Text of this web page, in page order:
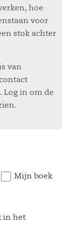
hoe
voor
stok achter
van
Log in om de
Mijn boek
in het